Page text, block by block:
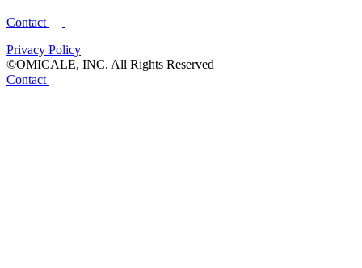
Contact
Privacy Policy
©OMICALE, INC. All Rights Reserved
Contact